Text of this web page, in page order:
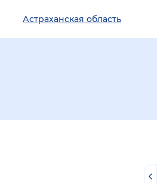
Астраханская область